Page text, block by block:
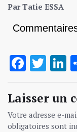
Par Tatie ESSA
Laisser un
Votre adresse e-
obligatoires sont